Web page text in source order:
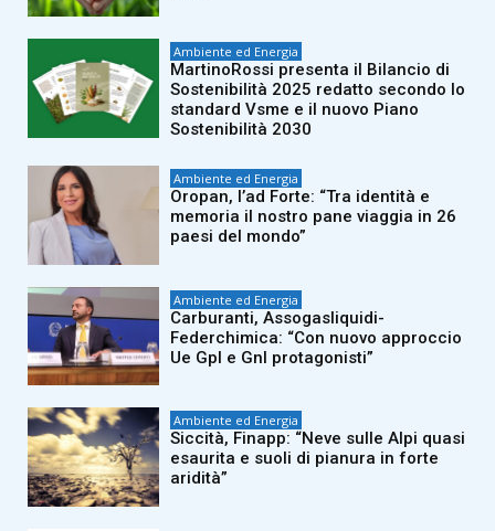
Ambiente ed Energia
MartinoRossi presenta il Bilancio di
Sostenibilità 2025 redatto secondo lo
standard Vsme e il nuovo Piano
Sostenibilità 2030
Ambiente ed Energia
Oropan, l’ad Forte: “Tra identità e
memoria il nostro pane viaggia in 26
paesi del mondo”
Ambiente ed Energia
Carburanti, Assogasliquidi-
Federchimica: “Con nuovo approccio
Ue Gpl e Gnl protagonisti”
Ambiente ed Energia
Siccità, Finapp: “Neve sulle Alpi quasi
esaurita e suoli di pianura in forte
aridità”